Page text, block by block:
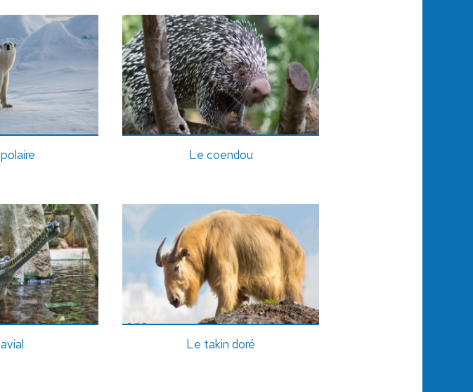
Le coendou
Le takin doré